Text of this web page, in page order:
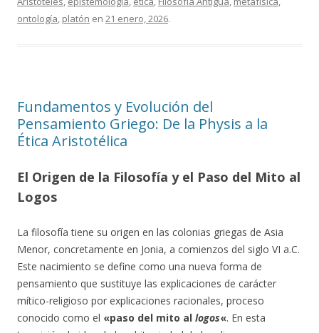
ontología, platón en 21 enero, 2026.
Fundamentos y Evolución del
Pensamiento Griego: De la Physis a la
Ética Aristotélica
El Origen de la Filosofía y el Paso del Mito al
Logos
La filosofía tiene su origen en las colonias griegas de Asia
Menor, concretamente en Jonia, a comienzos del siglo VI a.C.
Este nacimiento se define como una nueva forma de
pensamiento que sustituye las explicaciones de carácter
mítico-religioso por explicaciones racionales, proceso
conocido como el «paso del mito al logos«. En esta